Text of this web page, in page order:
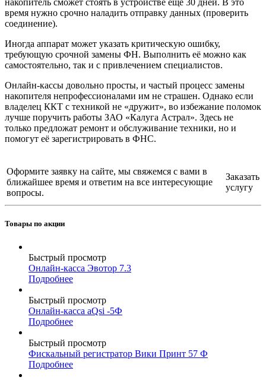
накопитель сможет стоять в устройстве ещё 30 дней. В это
время нужно срочно наладить отправку данных (проверить
соединение).
Иногда аппарат может указать критическую ошибку,
требующую срочной замены ФН. Выполнить её можно как
самостоятельно, так и с привлечением специалистов.
Онлайн-кассы довольно просты, и частый процесс замены
накопителя непрофессионалами им не страшен. Однако если
владелец ККТ с техникой не «дружит», во избежание поломок
лучше поручить работы ЗАО «Калуга Астрал». Здесь не
только предложат ремонт и обслуживание техники, но и
помогут её зарегистрировать в ФНС.
Оформите заявку на сайте, мы свяжемся с вами в
ближайшее время и ответим на все интересующие
вопросы.
Заказать
услугу
Товары по акции
Быстрый просмотр
Онлайн-касса Эвотор 7.3
Подробнее
Быстрый просмотр
Онлайн-касса aQsi -5Ф
Подробнее
Быстрый просмотр
Фискальный регистратор Вики Принт 57 Ф
Подробнее